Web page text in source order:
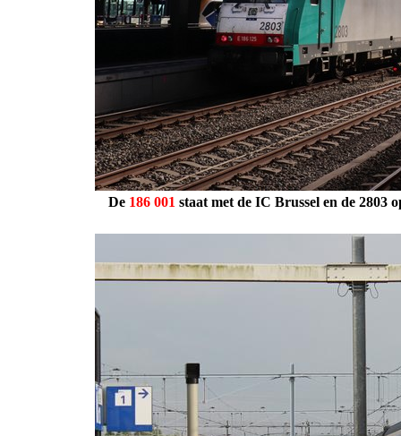
De 186 001 staat met de IC Brussel en de 2803